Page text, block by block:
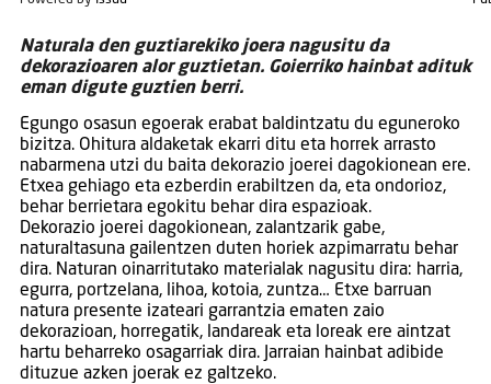
Naturala den guztiarekiko joera nagusitu da
dekorazioaren alor guztietan. Goierriko hainbat adituk
eman digute guztien berri.
Egungo osasun egoerak erabat baldintzatu du eguneroko
bizitza. Ohitura aldaketak ekarri ditu eta horrek arrasto
nabarmena utzi du baita dekorazio joerei dagokionean ere.
Etxea gehiago eta ezberdin erabiltzen da, eta ondorioz,
behar berrietara egokitu behar dira espazioak.
Dekorazio joerei dagokionean, zalantzarik gabe,
naturaltasuna gailentzen duten horiek azpimarratu behar
dira. Naturan oinarritutako materialak nagusitu dira: harria,
egurra, portzelana, lihoa, kotoia, zuntza… Etxe barruan
natura presente izateari garrantzia ematen zaio
dekorazioan, horregatik, landareak eta loreak ere aintzat
hartu beharreko osagarriak dira. Jarraian hainbat adibide
dituzue azken joerak ez galtzeko.